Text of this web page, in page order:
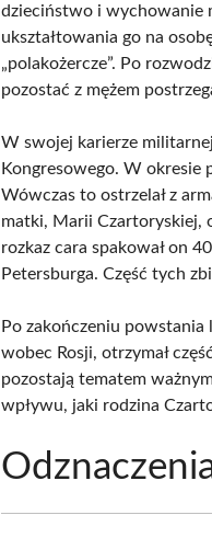
dzieciństwo i wychowanie
ukształtowania go na
„polakożercze”. Po
pozostać z mężem
W swojej karierze
Kongresowego. W okresie
Wówczas to ostrzelał z
matki, Marii Czartoryskiej,
rozkaz cara spakował on
Petersburga. Część tych
Po zakończeniu
wobec Rosji, otrzymał
pozostają tematem
wpływu, jaki rodzina